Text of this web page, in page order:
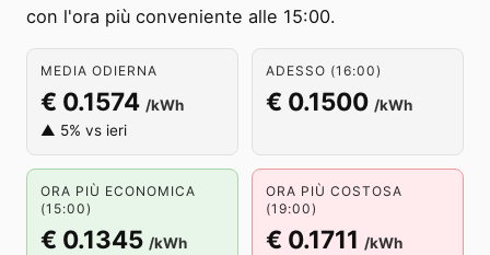
con l'ora più conveniente alle 15:00.
MEDIA ODIERNA
€ 0.1574 /kWh
▲ 5% vs ieri
ADESSO (16:00)
€ 0.1500 /kWh
ORA PIÙ ECONOMICA
(15:00)
€ 0.1345 /kWh
ORA PIÙ COSTOSA
(19:00)
€ 0.1711 /kWh